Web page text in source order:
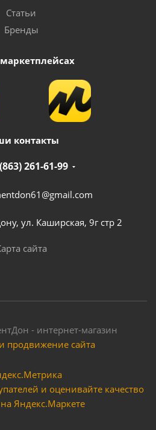
Статьи
Бренды
контакты
261-61-99
ул. Каширская, 9г стр 2
сайта
- интернет-магазин
продвижение сайта